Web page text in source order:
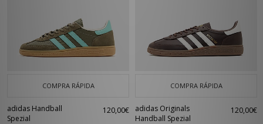
COMPRA RÁPIDA
adidas Handball
Spezial
120,00€
COMPRA RÁPIDA
adidas Originals
Handball Spezial
120,00€